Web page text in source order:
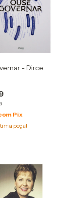
- Dirce
Pix
peça!